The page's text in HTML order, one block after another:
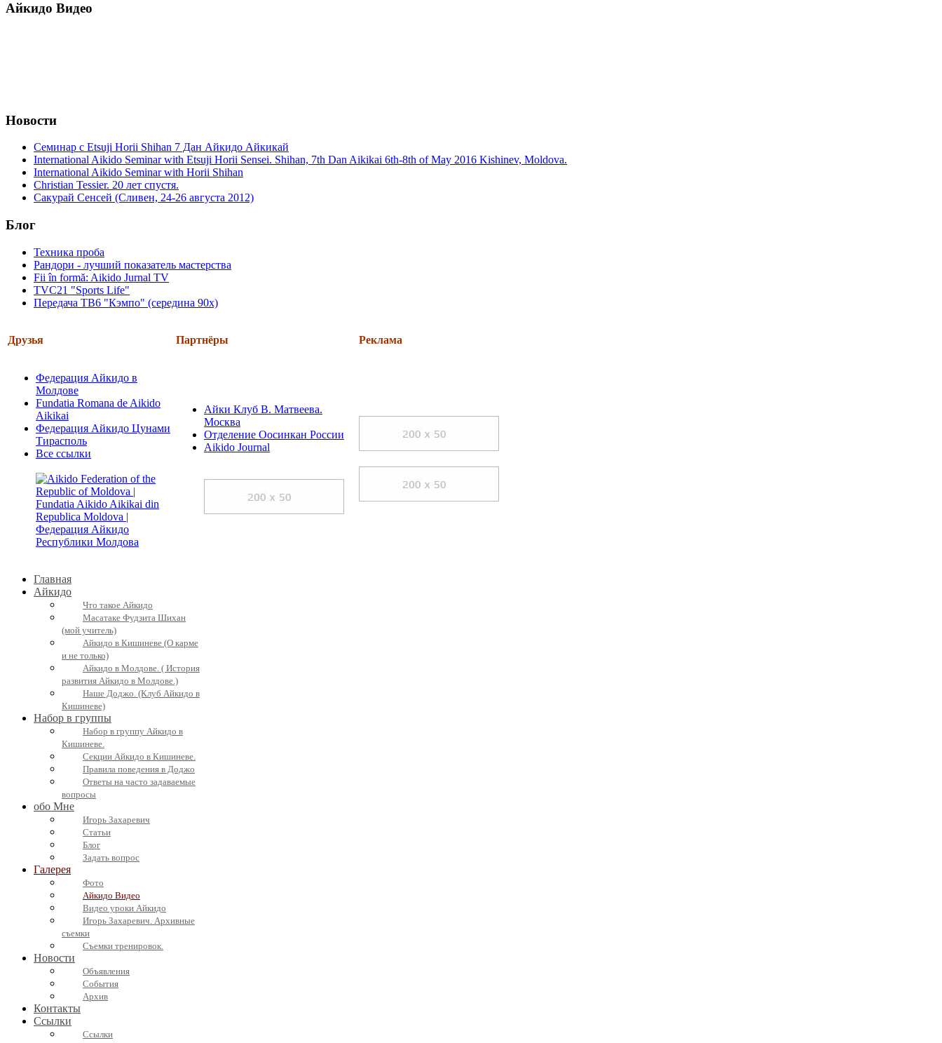
Айкидо Видео
Новости
Семинар с Etsuji Horii Shihan 7 Дан Айкидо Айкикай
International Aikido Seminar with Etsuji Horii Sensei. Shihan, 7th Dan Aikikai 6th-8th of May 2016 Kishinev, Moldova.
International Aikido Seminar with Horii Shihan
Christian Tessier. 20 лет спустя.
Сакурай Сенсей (Сливен, 24-26 августа 2012)
Блог
Техника проба
Рандори - лучший показатель мастерства
Fii în formă: Aikido Jurnal TV
TVC21 "Sports Life"
Передача ТВ6 "Кэмпо" (середина 90х)
Друзья Партнёры Реклама
Федерация Айкидо в
Молдове
Fundatia Romana de Aikido
Aikikai
Федерация Айкидо Цунами
Тирасполь
Все ссылки
Айки Клуб В. Матвеева.
Москва
Отделение Оосинкан России
Aikido Journal
Главная
Айкидо
Что такое Айкидо
Масатаке Фудзита Шихан
(мой учитель)
Айкидо в Кишиневе (О карме
и не только)
Айкидо в Молдове. ( История
развития Айкидо в Молдове.)
Наше Доджо. (Клуб Айкидо в
Кишиневе)
Набор в группы
Набор в группу Айкидо в
Кишиневе.
Секции Айкидо в Кишиневе.
Правила поведения в Доджо
Ответы на часто задаваемые
вопросы
обо Мне
Игорь Захаревич
Статьи
Блог
Задать вопрос
Галерея
Фото
Айкидо Видео
Видео уроки Айкидо
Игорь Захаревич. Архивные
съемки
Съемки тренировок.
Новости
Объявления
События
Архив
Контакты
Ссылки
Ссылки